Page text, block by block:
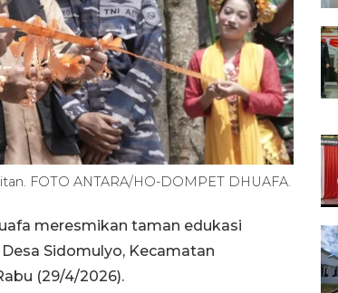
FOTO ANTARA/HO-DOMPET DHUAFA.
meresmikan taman edukasi
Sidomulyo, Kecamatan
(29/4/2026).